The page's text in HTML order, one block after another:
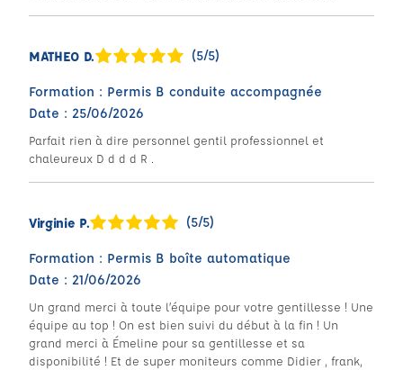
MATHEO D. (5/5)
Formation : Permis B conduite accompagnée
Date : 25/06/2026
Parfait rien à dire personnel gentil professionnel et
chaleureux D d d d R .
Virginie P. (5/5)
Formation : Permis B boîte automatique
Date : 21/06/2026
Un grand merci à toute l’équipe pour votre gentillesse ! Une
équipe au top ! On est bien suivi du début à la fin ! Un
grand merci à Émeline pour sa gentillesse et sa
disponibilité ! Et de super moniteurs comme Didier , frank,